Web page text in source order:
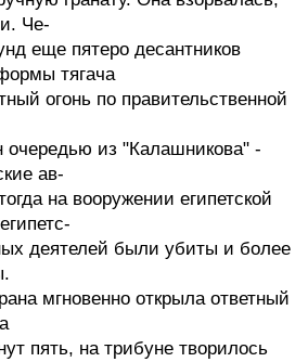
Че-
еще пятеро десантников
тягача
огонь по правительственной
из "Калашникова" -
ав-
на вооружении египетской
деятелей были убиты и более
мгновенно открыла ответный
пять, на трибуне творилось